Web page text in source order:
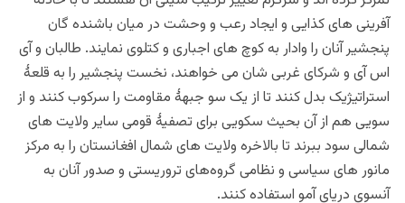
آفرینی های کذایی و ایجاد رعب و وحشت در میان باشنده گان
پنجشیر آنان را وادار به کوچ های اجباری و کتلوی نمایند. طالبان و آی
اس آی و شرکای غربی شان می خواهند، نخست پنجشیر را به قلعۀ
استراتیژیک بدل کنند تا از یک سو جبهۀ مقاومت را سرکوب کنند و از
سویی هم از آن بحیث سکویی برای تصفیۀ قومی سایر ولایت های
شمالی سود ببرند تا بالاخره ولایت های شمال افغانستان را به مرکز
مانور های سیاسی و نظامی گروه‌های تروریستی و صدور آنان به
آنسوی دریای آمو استفاده کنند.